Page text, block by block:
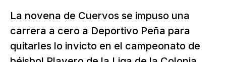
La novena de Cuervos se impuso una
carrera a cero a Deportivo Peña para
quitarles lo invicto en el campeonato de